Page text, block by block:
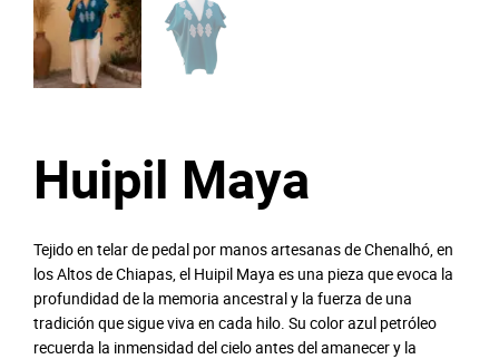
Huipil Maya
Tejido en telar de pedal por manos artesanas de Chenalhó, en
los Altos de Chiapas, el Huipil Maya es una pieza que evoca la
profundidad de la memoria ancestral y la fuerza de una
tradición que sigue viva en cada hilo. Su color azul petróleo
recuerda la inmensidad del cielo antes del amanecer y la